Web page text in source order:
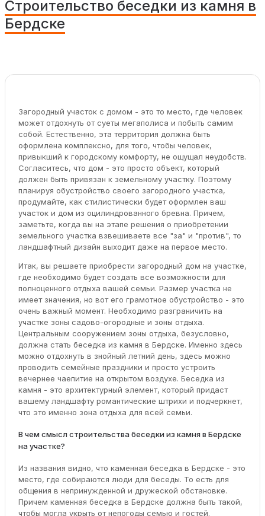
Строительство беседки из камня в
Бердске
Загородный участок с домом - это то место, где человек
может отдохнуть от суеты мегаполиса и побыть самим
собой. Естественно, эта территория должна быть
оформлена комплексно, для того, чтобы человек,
привыкший к городскому комфорту, не ощущал неудобств.
Согласитесь, что дом - это просто объект, который
должен быть привязан к земельному участку. Поэтому
планируя обустройство своего загородного участка,
продумайте, как стилистически будет оформлен ваш
участок и дом из оцилиндрованного бревна. Причем,
заметьте, когда вы на этапе решения о приобретении
земельного участка взвешиваете все "за" и "против", то
ландшафтный дизайн выходит даже на первое место.
Итак, вы решаете приобрести загородный дом на участке,
где необходимо будет создать все возможности для
полноценного отдыха вашей семьи. Размер участка не
имеет значения, но вот его грамотное обустройство - это
очень важный момент. Необходимо разграничить на
участке зоны садово-огородные и зоны отдыха.
Центральным сооружением зоны отдыха, безусловно,
должна стать беседка из камня в Бердске. Именно здесь
можно отдохнуть в знойный летний день, здесь можно
проводить семейные праздники и просто устроить
вечернее чаепитие на открытом воздухе. Беседка из
камня - это архитектурный элемент, который придаст
вашему ландшафту романтические штрихи и подчеркнет,
что это именно зона отдыха для всей семьи.
В чем смысл строительства беседки из камня в Бердске
на участке?
Из названия видно, что каменная беседка в Бердске - это
место, где собираются люди для беседы. То есть для
общения в непринужденной и дружеской обстановке.
Причем каменная беседка в Бердске должна быть такой,
чтобы могла укрыть от непогоды семью и гостей.